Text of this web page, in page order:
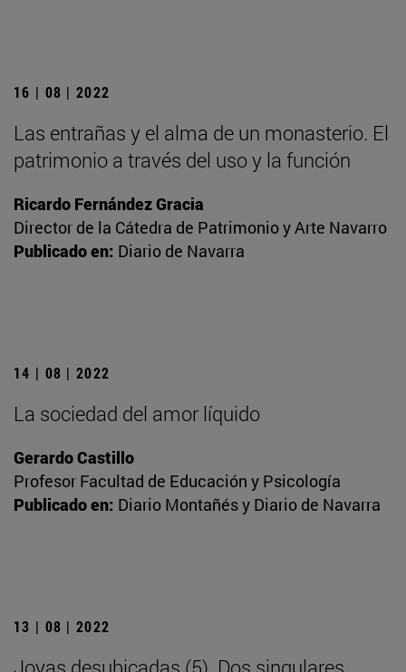
16 | 08 | 2022
Las entrañas y el alma de un monasterio. El
patrimonio a través del uso y la función
Ricardo Fernández Gracia
Director de la Cátedra de Patrimonio y Arte Navarro
Publicado en: Diario de Navarra
14 | 08 | 2022
La sociedad del amor líquido
Gerardo Castillo
Profesor Facultad de Educación y Psicología
Publicado en: Diario Montañés y Diario de Navarra
13 | 08 | 2022